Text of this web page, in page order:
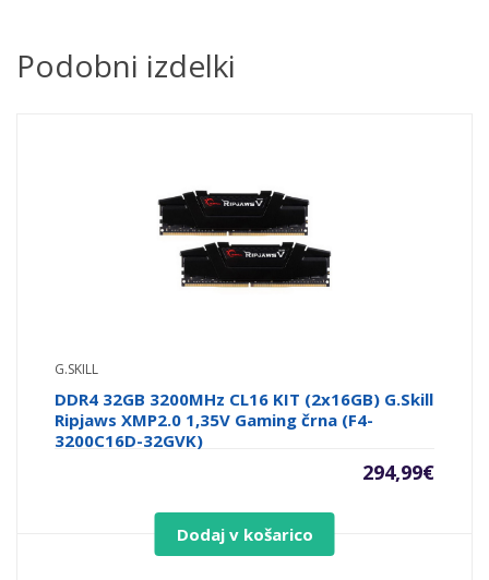
Podobni izdelki
G.SKILL
DDR4 32GB 3200MHz CL16 KIT (2x16GB) G.Skill
Ripjaws XMP2.0 1,35V Gaming črna (F4-
3200C16D-32GVK)
294,99€
Dodaj v košarico